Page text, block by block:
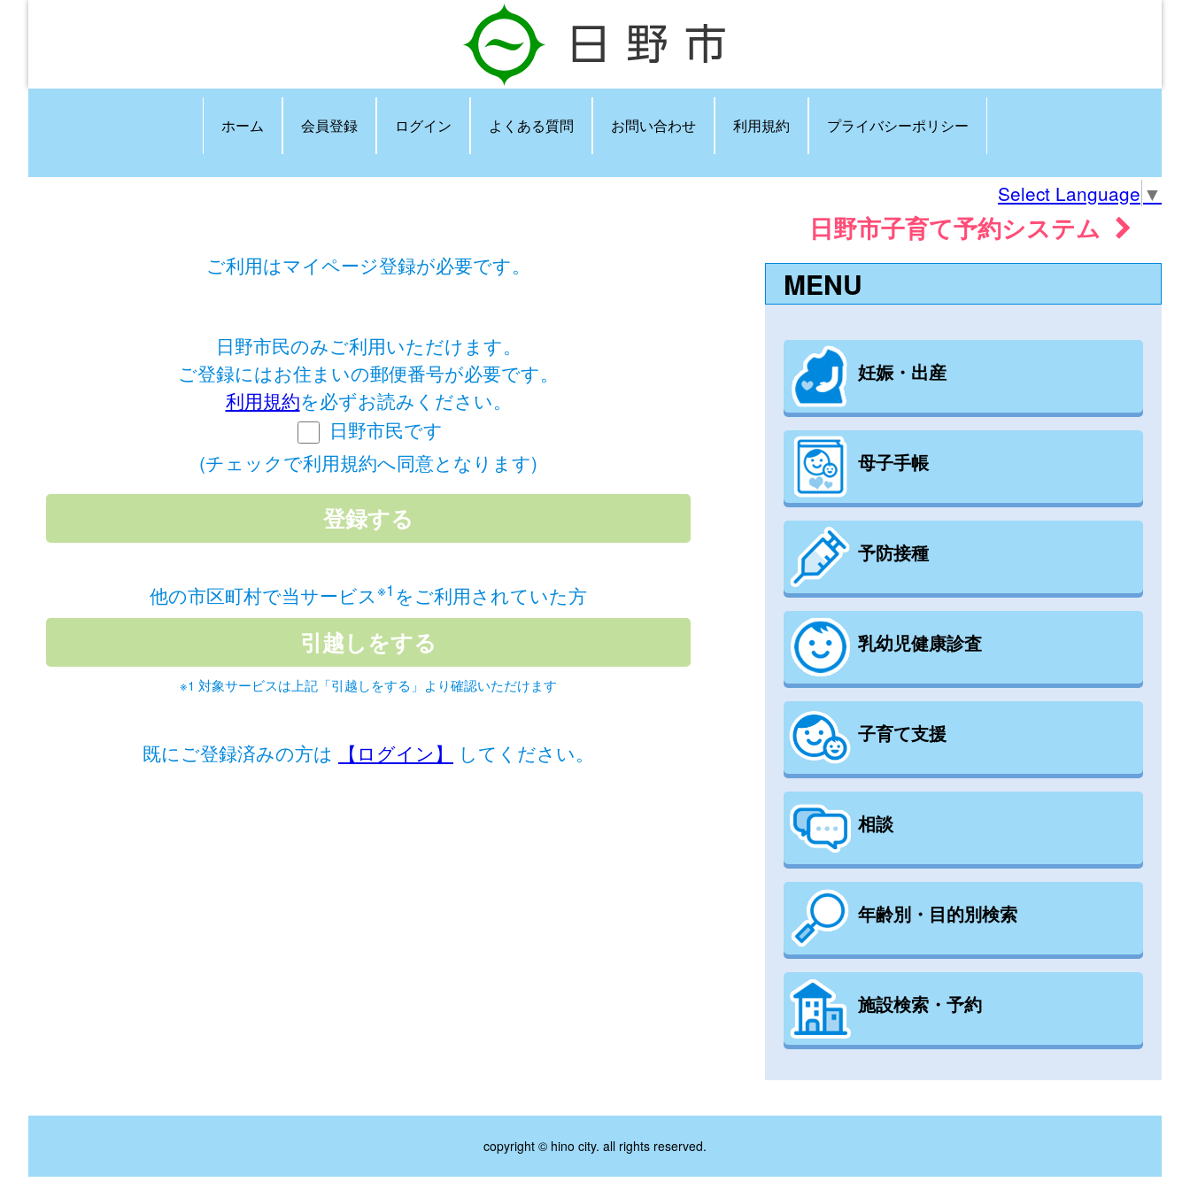
ホーム 会員登録 ログイン よくある質問 お問い合わせ 利用規約 プライバシーポリシー
Select Language ▼
ご利用はマイページ登録が必要です。
日野市民のみご利用いただけます。
ご登録にはお住まいの郵便番号が必要です。
利用規約を必ずお読みください。
日野市民です
(チェックで利用規約へ同意となります)
他の市区町村で当サービス※1 をご利用されていた方
※1 対象サービスは上記「引越しをする」より確認いただけます
既にご登録済みの方は 【ログイン】 してください。
日野市子育て予約システム
MENU
妊娠・出産
母子手帳
予防接種
乳幼児健康診査
子育て支援
相談
年齢別・目的別検索
施設検索・予約
copyright © hino city. all rights reserved.